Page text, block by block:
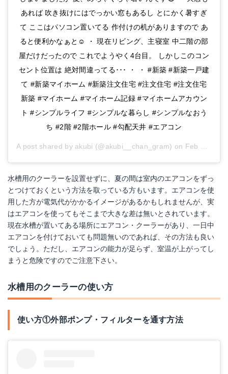
あれば 吹き抜けにはでっかい窓もあるし とにかく暑すぎ
て ここはパソコン置いてる 作付けの机がありますので あ
ると便利かなぁと☺︎ ・ 現在リビング、主寝室 中二階の部
屋だけだったので これでようやく4台目。 しかしこのコン
セント位置は 絶対間違ってる･･･ ・ ・ #新築 #新築一戸建
て #新築マイホーム #新築注文住宅 #注文住宅 #注文住宅
新築 #マイホーム #マイホーム記録 #マイホームアカウン
ト #シンプルライフ #シンプルな暮らし #シンプルなおう
ち #2階 #2階ホール #勾配天井 #エアコン
A post shared by akubi (@akubi__chan_gram) on Feb 7, 2019 at 8:51am PST
水槽用のクーラーを設置せずに、夏の間は室内のエアコンをずっ
とつけておくという方法を取っている方もいます。エアコンを使
用した方が電気代がかかるイメージがあるかもしれませんが、実
はエアコンを使ってもそこまで大きな差は無いとされています。
現在水槽が置いてある場所にエアコン・クーラーがあり、一日中
エアコンを付けておいても問題無いのであれば、その方法も良い
でしょう。ただし、エアコンの能力が足らず、室温が上がってし
まうと危険ですのでご注意下さい。
水槽用のクーラーの使い方
使い方①外部ポンプ・フィルターを通す方法